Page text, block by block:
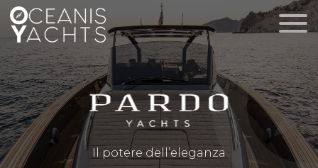
Il potere dell’eleganza